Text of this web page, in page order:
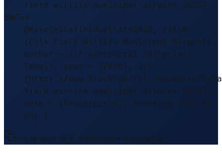
field-willits-municipal-airport-36557
BibTeX
@misc{ellsfieldwillits2026, title =
{Ells Field Willits Municipal Airport},
author = {{Frachtportal Editorial
Team}}, year = {2026}, url =
{https://www.frachtportal.com/de/
field-willits-municipal-airport-36557},
note = {Frachtportal, accessed 2026-08-
06} }
Inhalt geprüft & redaktionell freigegeben.